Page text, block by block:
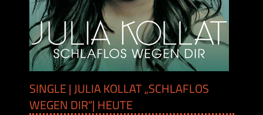
SINGLE | JULIA KOLLAT „SCHLAFLOS
WEGEN DIR“| HEUTE